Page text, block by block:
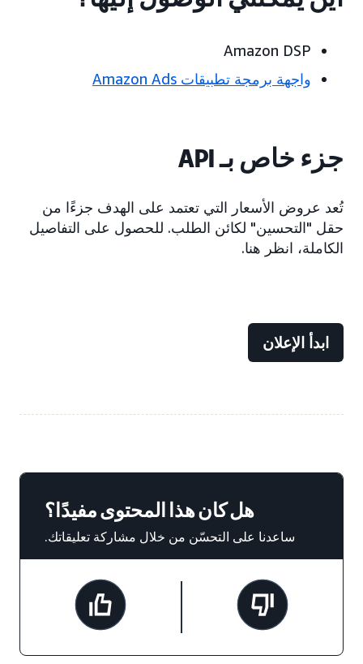
Amazon DSP
واجهة برمجة تطبيقات Amazon Ads
جزء خاص بـ API
تُعد عروض الأسعار التي تعتمد على الهدف جزءًا من
حقل "التحسين" لكائن الطلب. للحصول على التفاصيل
الكاملة، انظر هنا.
ابدأ الإعلان
هل كان هذا المحتوى مفيدًا؟
ساعدنا على التحسّن من خلال مشاركة تعليقاتك.